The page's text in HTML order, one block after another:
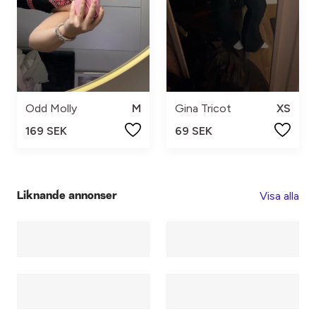
Odd Molly
M
169 SEK
Gina Tricot
XS
69 SEK
Liknande annonser Visa alla